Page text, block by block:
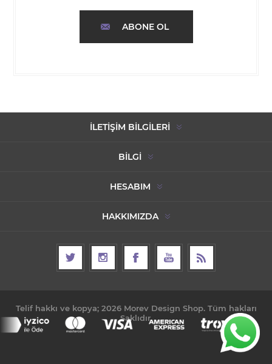
ABONE OL
İLETIŞIM BILGILERI
BILGI
HESABIM
HAKKIMIZDA
Telif hakkı ve kopya; 2026 Morev Design Shop. Tüm hakları
Saklıdır.